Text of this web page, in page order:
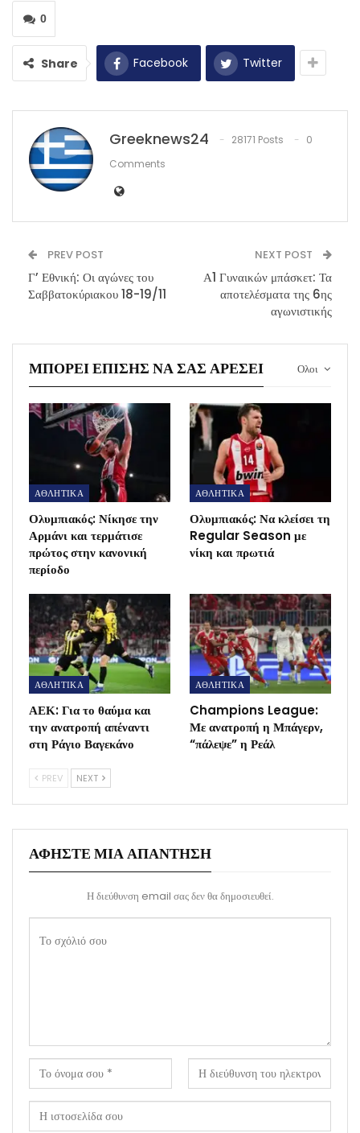
0
Share Facebook Twitter
Greeknews24 28171 Posts
0
Comments
PREV POST
Γ’ Εθνική: Οι αγώνες του
Σαββατοκύριακου 18-19/11
NEXT POST
Α1 Γυναικών μπάσκετ: Τα
αποτελέσματα της 6ης
αγωνιστικής
Ολοι
ΜΠΟΡΕΊ ΕΠΊΣΗΣ ΝΑ ΣΑΣ ΑΡΈΣΕΙ
ΑΘΛΗΤΙΚΑ
Ολυμπιακός: Νίκησε την
Αρμάνι και τερμάτισε
πρώτος στην κανονική
περίοδο
ΑΘΛΗΤΙΚΑ
Ολυμπιακός: Να κλείσει τη
Regular Season με
νίκη και πρωτιά
ΑΘΛΗΤΙΚΑ
ΑΕΚ: Για το θαύμα και
την ανατροπή απέναντι
στη Ράγιο Βαγεκάνο
ΑΘΛΗΤΙΚΑ
Champions League:
Με ανατροπή η Μπάγερν,
“πάλεψε” η Ρεάλ
PREV NEXT
ΑΦΉΣΤΕ ΜΙΑ ΑΠΆΝΤΗΣΗ
Η διεύθυνση email σας δεν θα δημοσιευθεί.